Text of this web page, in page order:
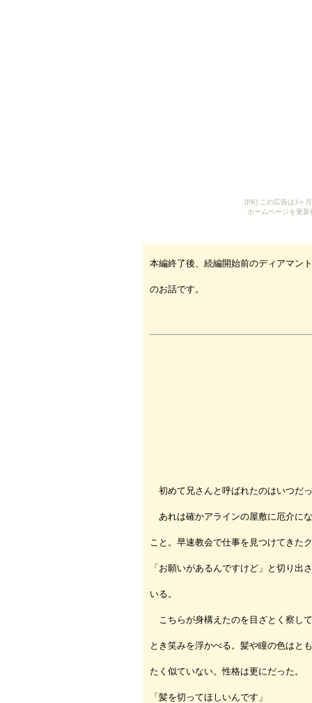
[PR] この広告は3ヶ
ホームページを更
本編終了後、続編開始前のディアマン
のお話です。
初めて兄さんと呼ばれたのはいつだ
あれは確かアラインの屋敷に厄介に
こと。早速教会で仕事を見つけてきた
「お願いがあるんですけど」と切り出
いる。
こちらが身構えたのを目ざとく察し
とき笑みを浮かべる。髪や瞳の色はと
たく似ていない。性格は更にだった。
「髪を切ってほしいんです」